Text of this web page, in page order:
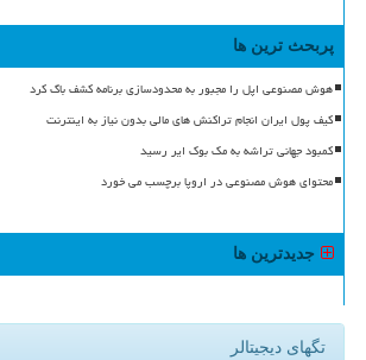
پربحث ترین ها
هوش مصنوعی اپل را مجبور به محدودسازی برنامه کشف باگ کرد
کیف پول ایران انجام تراکنش های مالی بدون نیاز به اینترنت
کمبود جهانی تراشه به مک بوک ایر رسید
محتوای هوش مصنوعی در اروپا برچسب می خورد
جدیدترین ها
تگهای دیجیتالر